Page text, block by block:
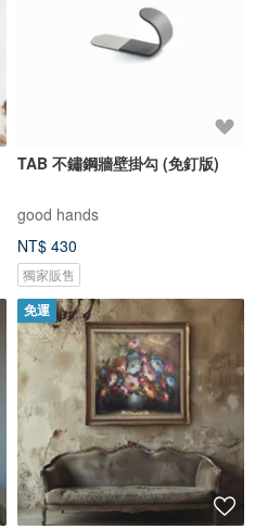
TAB 不鏽鋼牆壁掛勾 (免釘版)
good hands
NT$ 430
獨家販售
免運